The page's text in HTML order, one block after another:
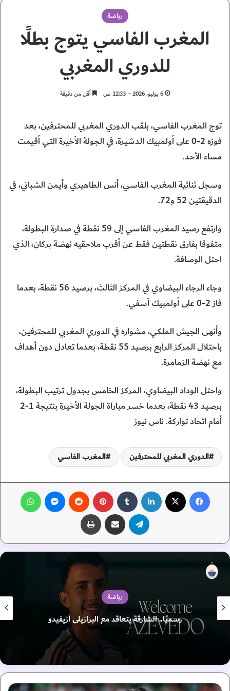
رياضة
المغرب الفاسي يتوج بطلًا
للدوري المغربي
6 يوليو، 2026 – 12:33 ص أقل من دقيقة
توج المغرب الفاسي، بلقب الدوري المغربي للمحترفين، بعد
فوزه 2-0 على أولمبيك الدشيرة، في الجولة الأخيرة التي أقيمت
مساء الأحد.
وسجل ثنائية المغرب الفاسي، أنس الطاهيري وأيمن الشباني، في
الدقيقتين 52 و72.
وارتفع رصيد المغرب الفاسي إلى 59 نقطة في صدارة البطولة،
متفوقا بفارق نقطتين فقط عن أقرب ملاحقيه نهضة بركان، الذي
احتل الوصافة.
وجاء الرجاء البيضاوي في المركز الثالث، برصيد 56 نقطة، بعدما
فاز 2-0 على أولمبيك آسفي.
وأنهى الجيش الملكي، مشواره في الدوري المغربي للمحترفين،
باحتلال المركز الرابع برصيد 55 نقطة، بعدما تعادل دون أهداف
مع نهضة الزمامرة.
واحتل الوداد البيضاوي، المركز الخامس بجدول ترتيب البطولة،
برصيد 43 نقطة، بعدما خسر مباراة الجولة الأخيرة بنتيجة 1-2
أمام اتحاد تواركة. ناس نيوز
الدوري المغربي للمحترفين المغرب الفاسي
فيسبوك بينتيريست
تيلقرام
مشاركة عبر البريد طباعة
رياضة
رسميًا.. الشارقة يتعاقد مع البرازيلي أزيفيدو
ك